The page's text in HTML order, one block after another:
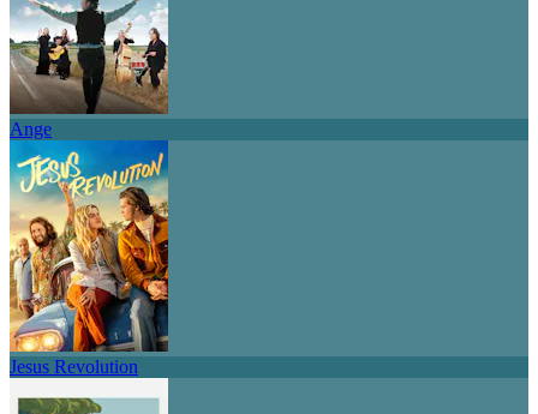
Ange
Jesus Revolution